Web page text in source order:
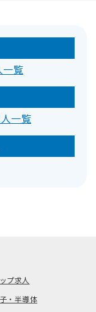
一覧
一覧
プ求人
・半導体